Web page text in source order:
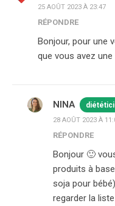
25 AOÛT 2023 À 23:47
RÉPONDRE
Bonjour, pour une
que vous avez
NINA
28 AOÛT 2023 À
RÉPONDRE
Bonjour 🙂
produits à
soja pour
regarder la